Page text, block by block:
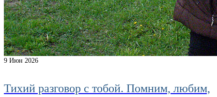
9 Июн 2026
Тихий разговор с тобой. Помним, любим,